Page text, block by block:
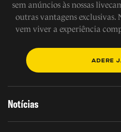
sem anúncios às nossas
outras vantagens exclusivas.
vem viver a experiência
ADERE
Notícias